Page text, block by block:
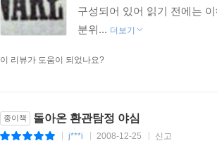
구성되어 있어 읽기 전에는
분위... 더보기
이 리뷰가 도움이 되었나요?
종이책 돌아온 환관탐정 야심
j***i 2008-12-25 신고